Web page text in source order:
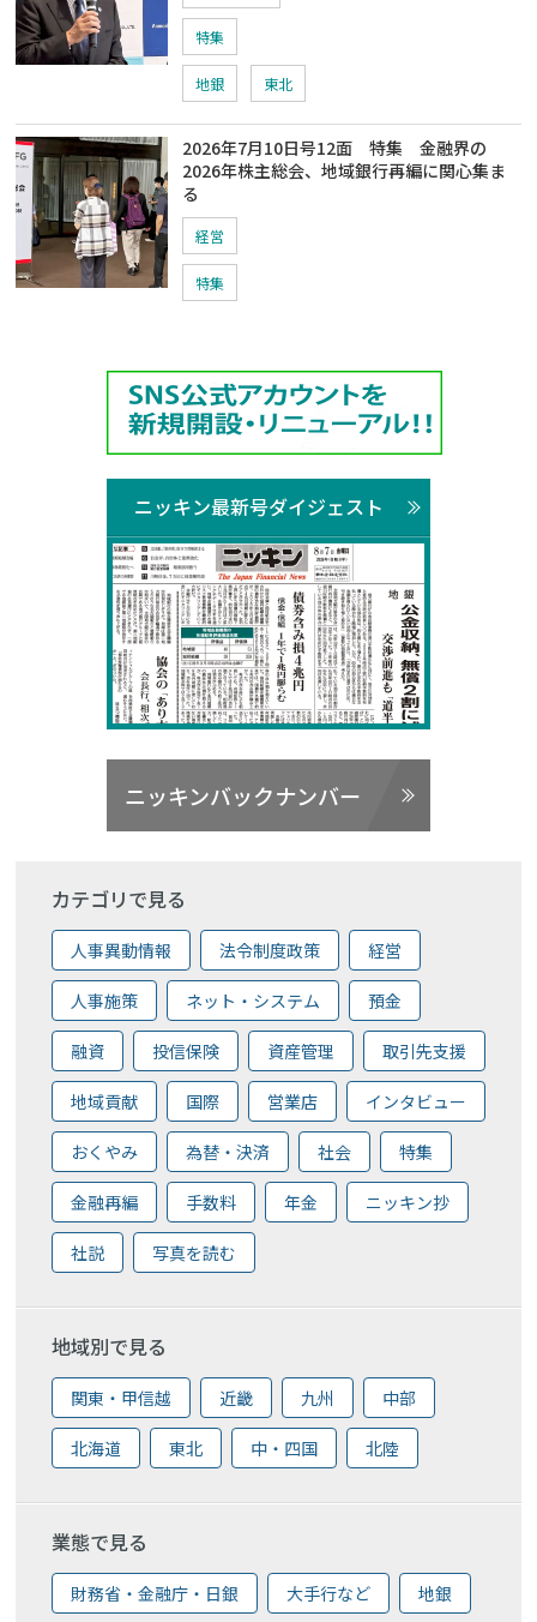
特集
地銀 東北
2026年7月10日号12面 特集 金融界の
2026年株主総会、地域銀行再編に関心集ま
る
経営
特集
ニッキン最新号ダイジェスト
ニッキンバックナンバー
カテゴリで見る
人事異動情報 法令制度政策 経営
人事施策 ネット・システム 預金
融資 投信保険 資産管理 取引先支援
地域貢献 国際 営業店 インタビュー
おくやみ 為替・決済 社会 特集
金融再編 手数料 年金 ニッキン抄
社説 写真を読む
地域別で見る
関東・甲信越 近畿 九州 中部
北海道 東北 中・四国 北陸
業態で見る
財務省・金融庁・日銀 大手行など 地銀